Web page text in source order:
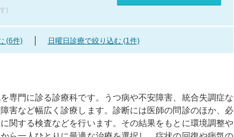
)
(6件) 日曜日診療で絞り込む (1件)
専門に診る診療科です。うつ病や不安障害、統合失調症な
害など幅広く診療します。診断には医師の問診のほか、必
関する検査などを行います。その結果をもとに環境調整や